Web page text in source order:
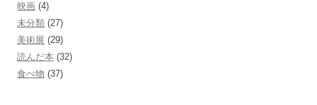
映画 (4)
未分類 (27)
美術展 (29)
読んだ本 (32)
食べ物 (37)